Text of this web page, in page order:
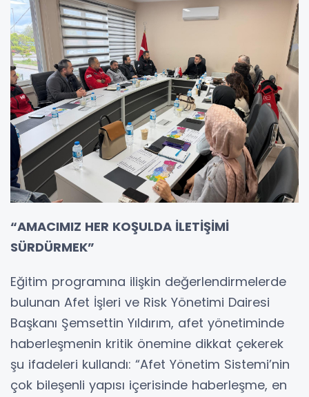
“AMACIMIZ HER KOŞULDA İLETİŞİMİ
SÜRDÜRMEK”
Eğitim programına ilişkin değerlendirmelerde
bulunan Afet İşleri ve Risk Yönetimi Dairesi
Başkanı Şemsettin Yıldırım, afet yönetiminde
haberleşmenin kritik önemine dikkat çekerek
şu ifadeleri kullandı: “Afet Yönetim Sistemi’nin
çok bileşenli yapısı içerisinde haberleşme, en